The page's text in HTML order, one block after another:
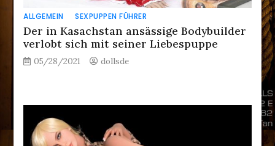
ALLGEMEIN SEXPUPPEN FÜHRER
Der in Kasachstan ansässige Bodybuilder
verlobt sich mit seiner Liebespuppe
05/28/2021 dollsde